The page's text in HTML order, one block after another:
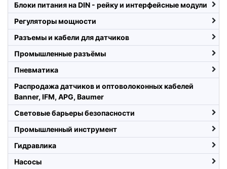
Блоки питания на DIN - рейку и интерфейсные модули
Регуляторы мощности
Разъемы и кабели для датчиков
Промышленные разъёмы
Пневматика
Распродажа датчиков и оптоволоконных кабелей
Banner, IFM, APG, Baumer
Световые барьеры безопасности
Промышленный инструмент
Гидравлика
Насосы